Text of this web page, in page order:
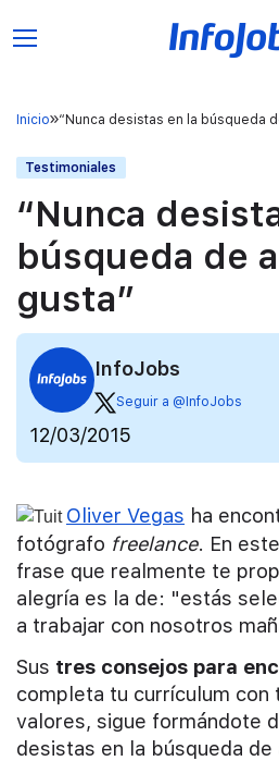
Inicio “Nunca desistas en la búsqueda
Testimoniales
“Nunca
búsqueda de
gusta”
InfoJobs
Seguir a @InfoJobs
12/03/2015
Oliver Vegas ha
fotógrafo freelance. En
frase que realmente te
alegría es la de: "estás
a trabajar con nosotros
Sus tres consejos para
completa tu currículum con
valores, sigue formándote
desistas en la búsqueda